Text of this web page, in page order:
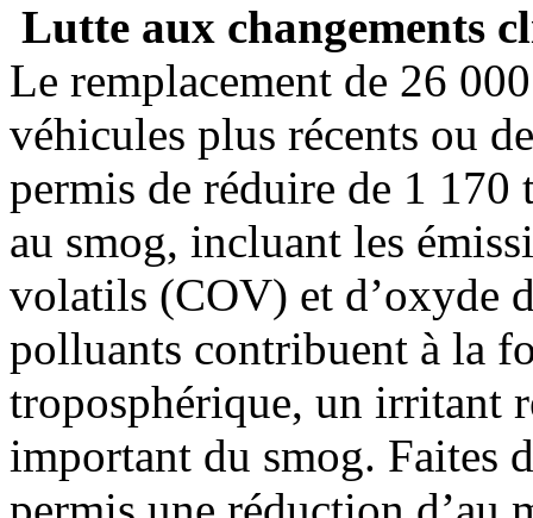
Lutte aux changements
Le remplacement de 26
véhicules plus récents ou
permis de réduire de 1
au smog, incluant les
volatils (COV) et d’oxyde
polluants contribuent à la
troposphérique, un irritant
important du smog. Faites